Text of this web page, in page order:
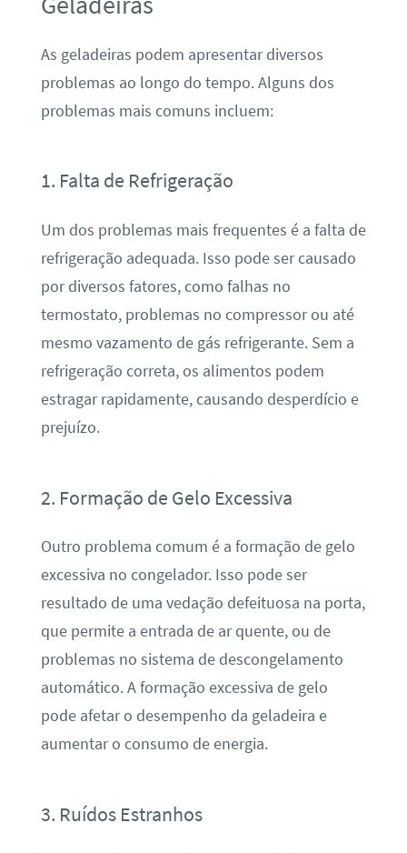
As geladeiras podem apresentar diversos
problemas ao longo do tempo. Alguns dos
problemas mais comuns incluem:
1. Falta de Refrigeração
Um dos problemas mais frequentes é a falta de
refrigeração adequada. Isso pode ser causado
por diversos fatores, como falhas no
termostato, problemas no compressor ou até
mesmo vazamento de gás refrigerante. Sem a
refrigeração correta, os alimentos podem
estragar rapidamente, causando desperdício e
prejuízo.
2. Formação de Gelo Excessiva
Outro problema comum é a formação de gelo
excessiva no congelador. Isso pode ser
resultado de uma vedação defeituosa na porta,
que permite a entrada de ar quente, ou de
problemas no sistema de descongelamento
automático. A formação excessiva de gelo
pode afetar o desempenho da geladeira e
aumentar o consumo de energia.
3. Ruídos Estranhos